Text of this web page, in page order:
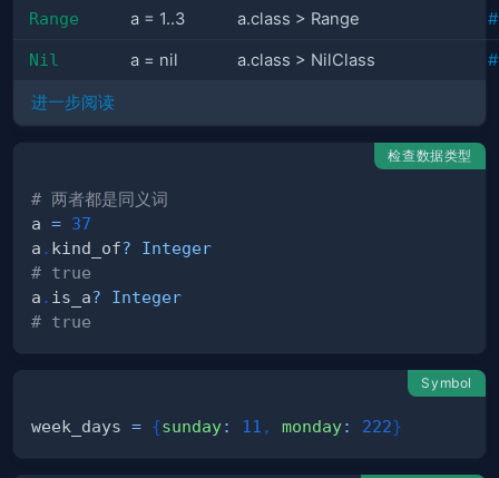
Range a = 1..3 a.class > Range #
Nil a = nil a.class > NilClass #
进一步阅读
检查数据类型
# 两者都是同义词
a = 37
a . kind_of?
Integer
# true
a . is_a?
Integer
# true
Symbol
week_days = {sunday: 11 , monday: 222}